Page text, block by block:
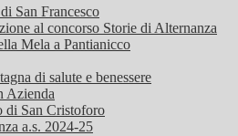
San Francesco
al concorso Storie di Alternanza
Mela a Pantianicco
di salute e benessere
Azienda
di San Cristoforo
a.s. 2024-25